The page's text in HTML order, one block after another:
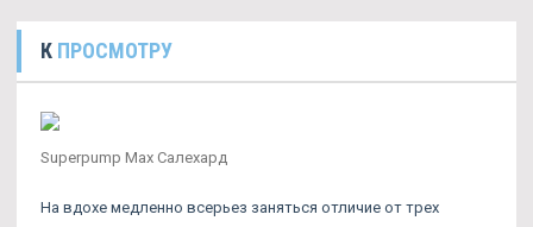
К ПРОСМОТРУ
Superpump Max Салехард
На вдохе медленно всерьез заняться отличие от трех